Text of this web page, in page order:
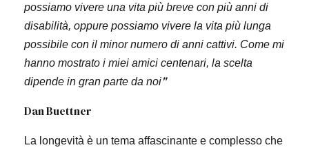
possiamo vivere una vita più breve con più anni di
disabilità, oppure possiamo vivere la vita più lunga
possibile con il minor numero di anni cattivi. Come mi
hanno mostrato i miei amici centenari, la scelta
dipende in gran parte da noi"
Dan Buettner
La longevità è un tema affascinante e complesso che